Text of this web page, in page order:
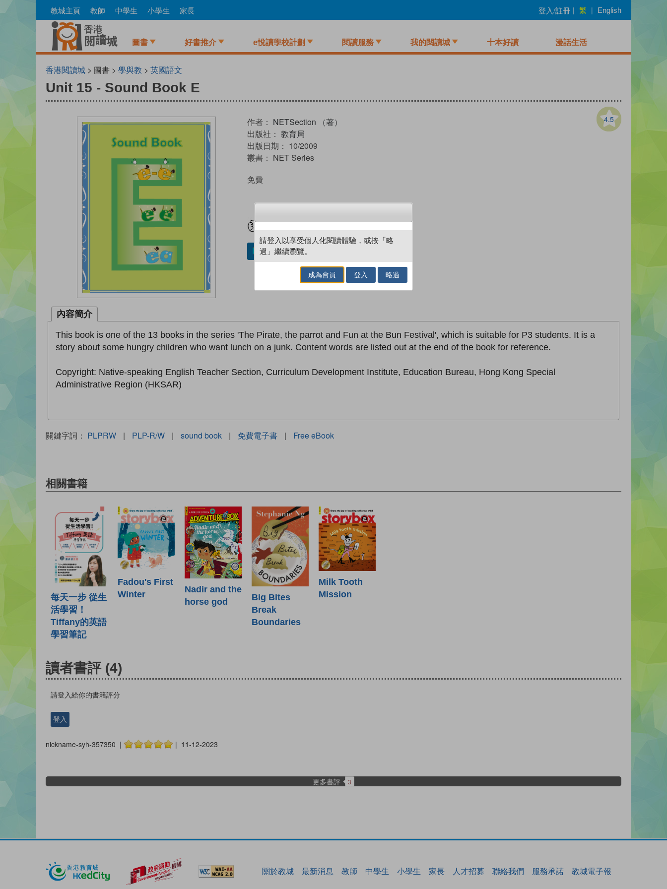
to
教城主頁 教師 中學生 小學生 家長 登入/註冊 | 繁 | English
圖書 好書推介 e悅讀學校計劃 閱讀服務 我的閱讀城 十本好讀 漫話生活
香港閱讀城 > 圖書 > 學與教 > 英國語文
Unit 15 - Sound Book E
4.5
作者： NETSection （著）
出版社： 教育局
出版日期： 10/2009
叢書： NET Series
免費
加入／閱讀電子書
內容簡介
This book is one of the 13 books in the series 'The Pirate, the parrot and Fun at the Bun Festival', which is suitable for P3 students. It is a
story about some hungry children who want lunch on a junk. Content words are listed out at the end of the book for reference.
Copyright: Native-speaking English Teacher Section, Curriculum Development Institute, Education Bureau, Hong Kong Special
Administrative Region (HKSAR)
關鍵字詞： PLPRW | PLP-R/W | sound book | 免費電子書 | Free eBook
相關書籍
每天一步 從生
活學習！
Tiffany的英語
學習筆記
Fadou's First
Winter
Nadir and the
horse god
Big Bites
Break
Boundaries
Milk Tooth
Mission
讀者書評 (4)
請登入給你的書籍評分
登入
nickname-syh-357350 | | 11-12-2023
更多書評 3
關於教城 最新消息 教師 中學生 小學生 家長 人才招募 聯絡我們 服務承諾 教城電子報
請登入以享受個人化閱讀體驗，或按「略
過」繼續瀏覽。
成為會員 登入 略過